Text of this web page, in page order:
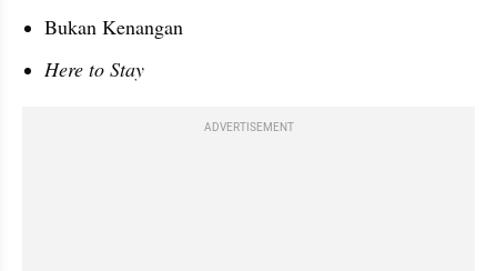
Bukan Kenangan
Here to Stay
ADVERTISEMENT